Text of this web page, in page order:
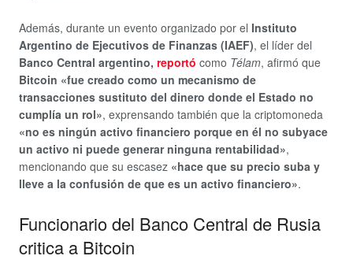
Además, durante un evento organizado por el Instituto
Argentino de Ejecutivos de Finanzas (IAEF), el líder del
Banco Central argentino, reportó como Télam, afirmó que
Bitcoin «fue creado como un mecanismo de
transacciones sustituto del dinero donde el Estado no
cumplía un rol», exprensando también que la criptomoneda
«no es ningún activo financiero porque en él no subyace
un activo ni puede generar ninguna rentabilidad»,
mencionando que su escasez «hace que su precio suba y
lleve a la confusión de que es un activo financiero».
Funcionario del Banco Central de Rusia
critica a Bitcoin